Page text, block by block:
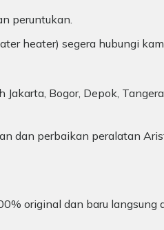
peruntukan.
heater) segera hubungi
Bogor, Depok,
dan perbaikan peralatan
original dan baru langsung